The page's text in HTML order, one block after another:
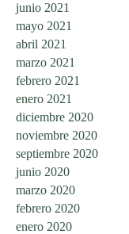
junio 2021
mayo 2021
abril 2021
marzo 2021
febrero 2021
enero 2021
diciembre 2020
noviembre 2020
septiembre 2020
junio 2020
marzo 2020
febrero 2020
enero 2020